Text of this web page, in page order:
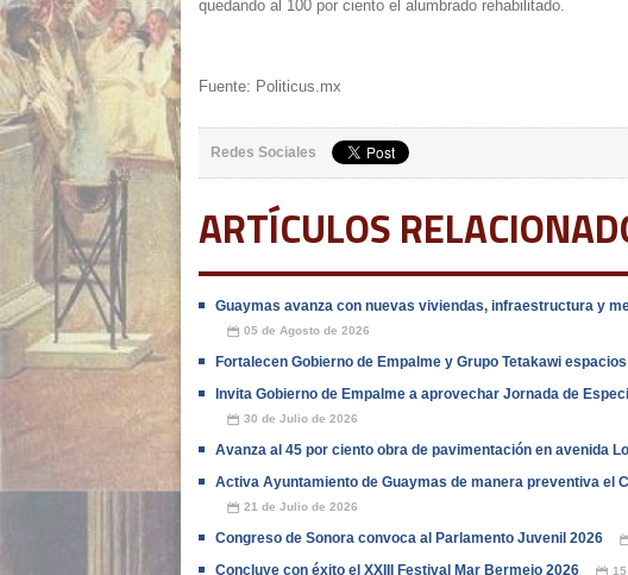
quedando al 100 por ciento el alumbrado rehabilitado.
Fuente: Politicus.mx
Redes Sociales
ARTÍCULOS
Guaymas avanza con nuevas viviendas, infraestructura y
📅 05 de Agosto de 2026
Fortalecen Gobierno de Empalme y Grupo Tetakawi
Invita Gobierno de Empalme a aprovechar Jornada de
📅 30 de Julio de 2026
Avanza al 45 por ciento obra de pavimentación en avenida
Activa Ayuntamiento de Guaymas de manera preventiva el
📅 21 de Julio de 2026
Congreso de Sonora convoca al Parlamento Juvenil 2026
Concluye con éxito el XXIII Festival Mar Bermejo 2026 📅